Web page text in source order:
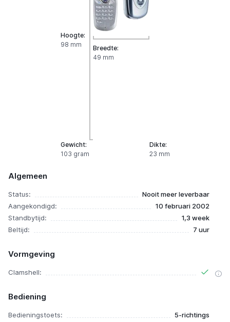
Hoogte:
98 mm
Gewicht:
103 gram
Breedte:
49 mm
Dikte:
23 mm
Algemeen
Status:
Nooit meer leverbaar
Aangekondigd:
10 februari 2002
Standbytijd:
1,3 week
Beltijd:
7 uur
Vormgeving
Clamshell:
Bediening
Bedieningstoets:
5-richtings